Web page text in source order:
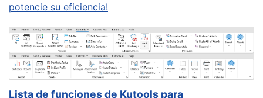
potencie su eficiencia!
Lista de funciones de Kutools para